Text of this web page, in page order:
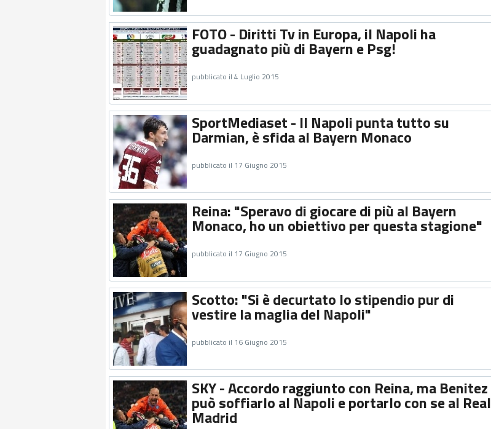
FOTO - Diritti Tv in Europa, il Napoli ha
guadagnato più di Bayern e Psg!
pubblicato il 4 Luglio 2015
SportMediaset - Il Napoli punta tutto su
Darmian, è sfida al Bayern Monaco
pubblicato il 17 Giugno 2015
Reina: "Speravo di giocare di più al Bayern
Monaco, ho un obiettivo per questa stagione"
pubblicato il 17 Giugno 2015
Scotto: "Si è decurtato lo stipendio pur di
vestire la maglia del Napoli"
pubblicato il 16 Giugno 2015
SKY - Accordo raggiunto con Reina, ma Benitez
può soffiarlo al Napoli e portarlo con se al Real
Madrid